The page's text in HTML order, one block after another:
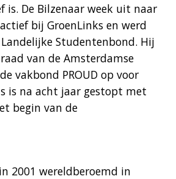
De Bilzenaar week uit naar
bij GroenLinks en werd
Studentenbond. Hij
van de Amsterdamse
vakbond PROUD op voor
is na acht jaar gestopt met
begin van de
2001 wereldberoemd in